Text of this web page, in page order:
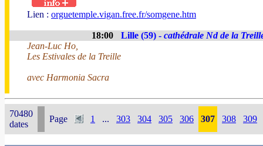
Lien : orguetemple.vigan.free.fr/somgene.htm
18:00 Lille (59) - cathédrale Nd de la
Jean-Luc Ho,
Les Estivales de la Treille
avec Harmonia Sacra
70480
dates
Page 1 ... 303 304 305 306 307 308 309